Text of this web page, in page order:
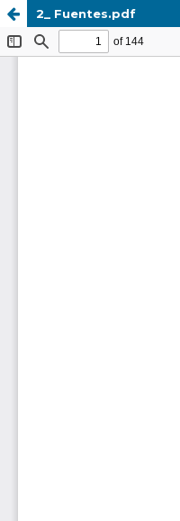
2_ Fuentes.pdf